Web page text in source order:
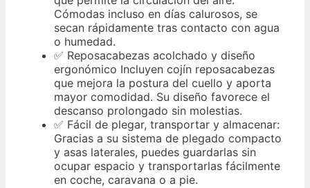
Cómodas incluso en días calurosos, se
secan rápidamente tras contacto con agua
o humedad.
✅ Reposacabezas acolchado y diseño
ergonómico Incluyen cojín reposacabezas
que mejora la postura del cuello y aporta
mayor comodidad. Su diseño favorece el
descanso prolongado sin molestias.
✅ Fácil de plegar, transportar y almacenar:
Gracias a su sistema de plegado compacto
y asas laterales, puedes guardarlas sin
ocupar espacio y transportarlas fácilmente
en coche, caravana o a pie.